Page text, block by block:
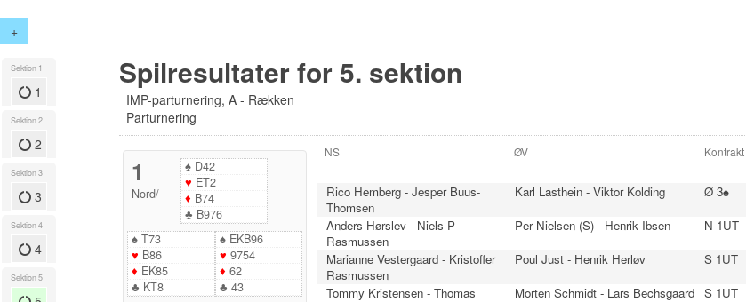
+
Sektion 1
1
Sektion 2
2
Sektion 3
3
Sektion 4
4
Sektion 5
Spilresultater for 5. sektion
IMP-parturnering, A - Rækken
Parturnering
1
Nord/-
♠D42
♥ ET2
♦ B74
♣ B976
♠ T73
♥ B86
♦ EK85
♣ KT8
♠EKB96
♥ 9754
♦ 62
♣ 43
NS ØV Kontrakt
Rico Hemberg - Jesper Buus-
Thomsen
Karl Lasthein - Viktor Kolding Ø 3♠
Anders Hørslev - Niels P
Rasmussen
Per Nielsen (S) - Henrik Ibsen N 1UT
Marianne Vestergaard - Kristoffer
Rasmussen
Poul Just - Henrik Herløv S 1UT
Tommy Kristensen - Thomas
Morten Schmidt - Lars Bechsgaard S 1UT